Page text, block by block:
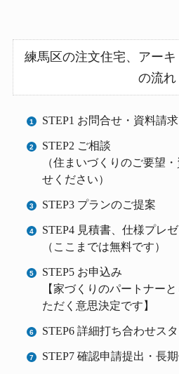
練馬区の注文住宅、アー
の流れ
STEP1 お問合せ・資料請求
STEP2 ご相談
（住まいづくりのご要望
せください）
STEP3 プランのご提案
STEP4 見積書、仕様プレ
（ここまでは無料です）
STEP5 お申込み
【家づくりのパートナー
ただく意思決定です】
STEP6 詳細打ち合わせス
STEP7 確認申請提出・長